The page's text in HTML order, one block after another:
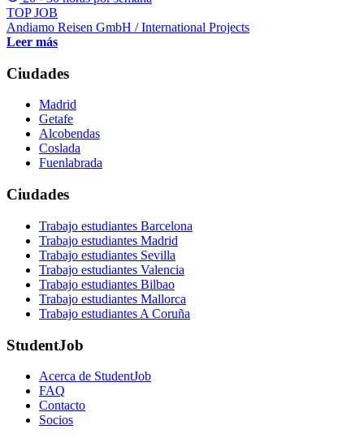
TOP JOB
Andiamo Reisen GmbH / International Projects
Leer más
Ciudades
Madrid
Getafe
Alcobendas
Coslada
Fuenlabrada
Ciudades
Trabajo estudiantes Barcelona
Trabajo estudiantes Madrid
Trabajo estudiantes Sevilla
Trabajo estudiantes Valencia
Trabajo estudiantes Bilbao
Trabajo estudiantes Mallorca
Trabajo estudiantes A Coruña
StudentJob
Acerca de StudentJob
FAQ
Contacto
Socios